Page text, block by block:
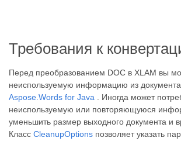
Требования к
Перед преобразованием DOC в XLAM вы
неиспользуемую информацию из
Aspose.Words for Java . Иногда может
неиспользуемую или повторяющуюся
уменьшить размер выходного документа и
Класс CleanupOptions позволяет указать